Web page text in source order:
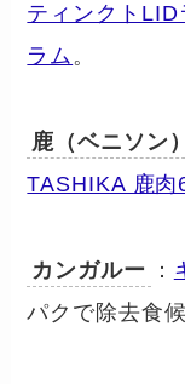
ティンクトLID
ラム。
鹿（ベニソン）
TASHIKA 鹿肉
カンガルー ：
パクで除去食候